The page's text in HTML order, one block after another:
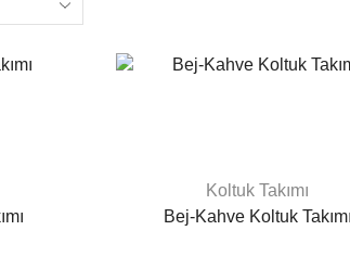
Koltuk Takımı
Bej-Kahve Koltuk Takımı